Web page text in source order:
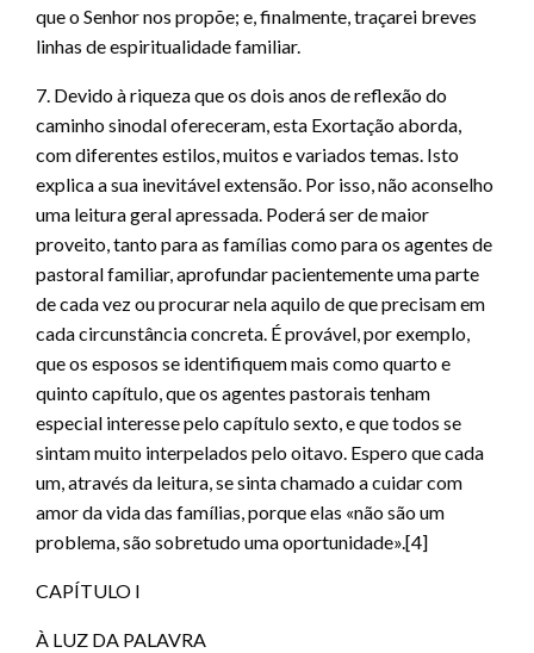
que o Senhor nos propõe; e, finalmente, traçarei breves
linhas de espiritualidade familiar.
7. Devido à riqueza que os dois anos de reflexão do
caminho sinodal ofereceram, esta Exortação aborda,
com diferentes estilos, muitos e variados temas. Isto
explica a sua inevitável extensão. Por isso, não aconselho
uma leitura geral apressada. Poderá ser de maior
proveito, tanto para as famílias como para os agentes de
pastoral familiar, aprofundar pacientemente uma parte
de cada vez ou procurar nela aquilo de que precisam em
cada circunstância concreta. É provável, por exemplo,
que os esposos se identifiquem mais como quarto e
quinto capítulo, que os agentes pastorais tenham
especial interesse pelo capítulo sexto, e que todos se
sintam muito interpelados pelo oitavo. Espero que cada
um, através da leitura, se sinta chamado a cuidar com
amor da vida das famílias, porque elas «não são um
problema, são sobretudo uma oportunidade».[4]
CAPÍTULO I
À LUZ DA PALAVRA